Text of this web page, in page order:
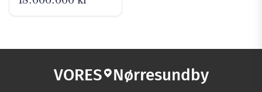
VORES Nørresundby